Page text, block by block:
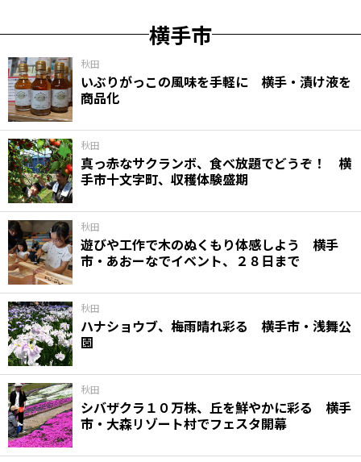
横手市
秋田
いぶりがっこの風味を手軽に 横手・漬け液を
商品化
秋田
真っ赤なサクランボ、食べ放題でどうぞ！ 横
手市十文字町、収穫体験盛期
秋田
遊びや工作で木のぬくもり体感しよう 横手
市・あおーなでイベント、２８日まで
秋田
ハナショウブ、梅雨晴れ彩る 横手市・浅舞公
園
秋田
シバザクラ１０万株、丘を鮮やかに彩る 横手
市・大森リゾート村でフェスタ開幕